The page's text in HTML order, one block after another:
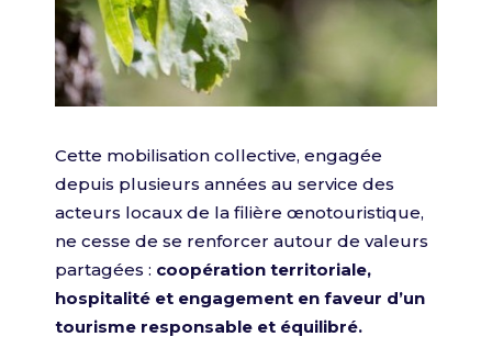
Cette mobilisation collective, engagée
depuis plusieurs années au service des
acteurs locaux de la filière œnotouristique,
ne cesse de se renforcer autour de valeurs
partagées : coopération territoriale,
hospitalité et engagement en faveur d’un
tourisme responsable et équilibré.